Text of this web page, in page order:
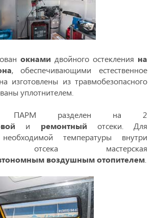
окнами двойного остекления на
, обеспечивающими естественное
изготовлены из травмобезопасного
уплотнителем.
ПАРМ разделен на 2
и ремонтный отсеки. Для
температуры внутри
отсека мастерская
воздушным отопителем.